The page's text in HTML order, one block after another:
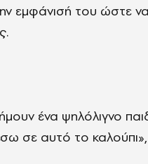
του ώστε να
ένα ψηλόλιγνο
σε αυτό το καλούπι»,